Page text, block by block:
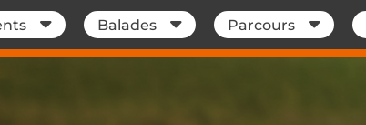
Balades Parcours